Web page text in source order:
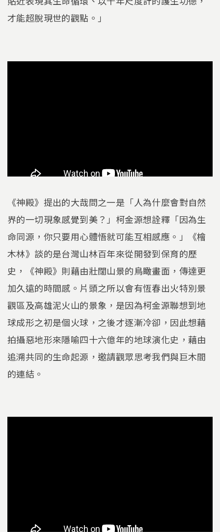
才能超脫現世的觀點。」
《神殿》提出的大哉問之一是「人為什麼會對自然
界的一切現象感覺到美？」柯金源想詮釋「因為生
命同源，你只要用心體悟就可能互相感應。」《檜
木林》談的是台灣山林百年來從開發到保育的歷
史，《神殿》則藉由壯闊山景的鳥瞰畫面，傳達更
加久遠的時間感。片頭之所以會有恆春出火特別景
觀區及高雄泥火山的景象，是因為柯金源聯想到地
球成形之初是個火球，之後才逐漸冷卻，因此想藉
拍攝惡地形來隱喻四十六億年的地球演化史，藉由
追溯共同的生命起源，邀請觀眾思考我們與巨木間
的連結。